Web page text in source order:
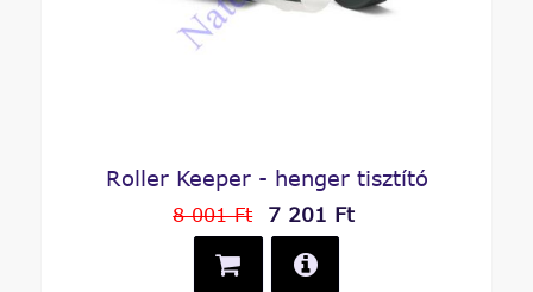
Roller Keeper - henger tisztító
8 001 Ft 7 201 Ft